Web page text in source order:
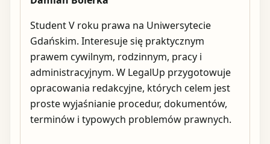
Student V roku prawa na Uniwersytecie
Gdańskim. Interesuje się praktycznym
prawem cywilnym, rodzinnym, pracy i
administracyjnym. W LegalUp przygotowuje
opracowania redakcyjne, których celem jest
proste wyjaśnianie procedur, dokumentów,
terminów i typowych problemów prawnych.